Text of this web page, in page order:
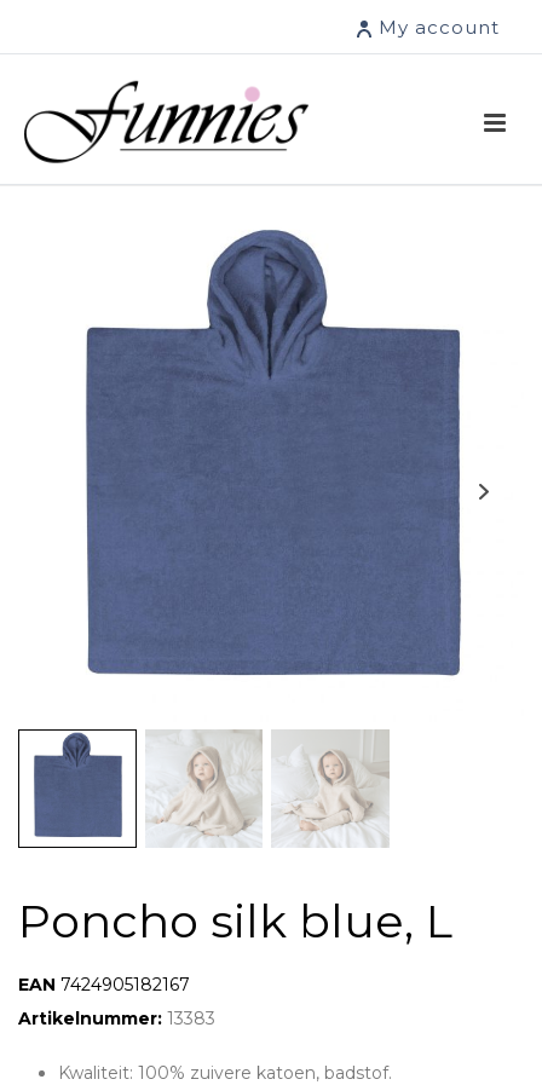
My account
Poncho silk blue, L
7424907590588
7424905182167
Artikelnummer: 13383
Kwaliteit: 100% zuivere katoen, badstof.